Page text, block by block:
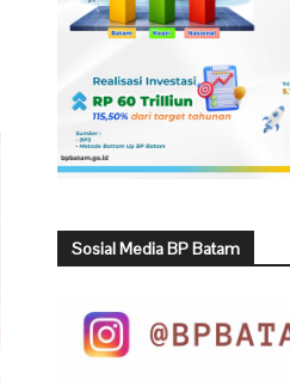
Sosial Media BP Batam